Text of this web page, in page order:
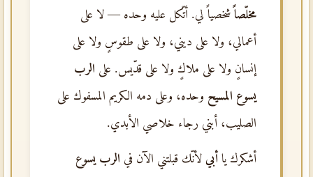
مخلّصاًشخصياً لي. أتّكل عليه وحده — لا على
أعمالي، ولا على ديني، ولا على طقوسٍ ولا على
إنسانٍ ولا على ملاكٍ ولا على قدّيس. على الرب
يسوع المسيح وحده، وعلى دمه الكريم المسفوك على
الصليب، أبني رجاء خلاصي الأبدي.
أشكرك يا أبي لأنّك قبلتني الآن في الرب يسوع